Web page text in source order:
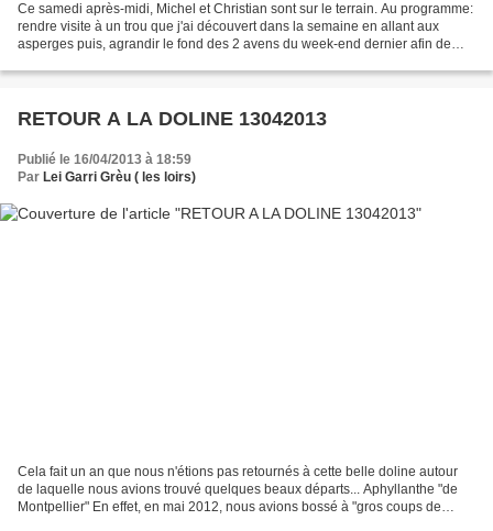
Ce samedi après-midi, Michel et Christian sont sur le terrain. Au programme:
rendre visite à un trou que j'ai découvert dans la semaine en allant aux
asperges puis, agrandir le fond des 2 avens du week-end dernier afin de
RETOUR A LA DOLINE 13042013
Publié le 16/04/2013 à 18:59
Par Lei Garri Grèu ( les loirs)
Cela fait un an que nous n'étions pas retournés à cette belle doline autour
de laquelle nous avions trouvé quelques beaux départs... Aphyllanthe "de
Montpellier" En effet, en mai 2012, nous avions bossé à "gros coups de